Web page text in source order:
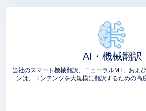
AI・機械翻訳
当社のスマート機械翻訳、ニューラルMT、およ
ンは、コンテンツを大規模に翻訳するための高